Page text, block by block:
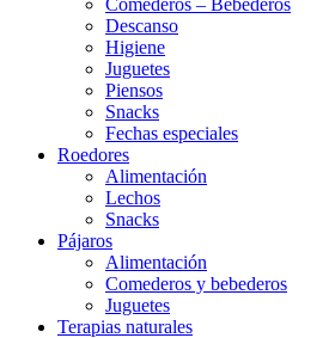
Descanso
Higiene
Juguetes
Piensos
Snacks
Fechas especiales
Roedores
Alimentación
Lechos
Snacks
Pájaros
Alimentación
Comederos y bebederos
Juguetes
Terapias naturales